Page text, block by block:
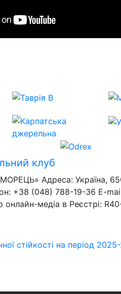
клуб
Адреса: Україна,
+38 (048) 788-19-36 E-
онлайн-медіа в Реєстрі:
стійкості на період